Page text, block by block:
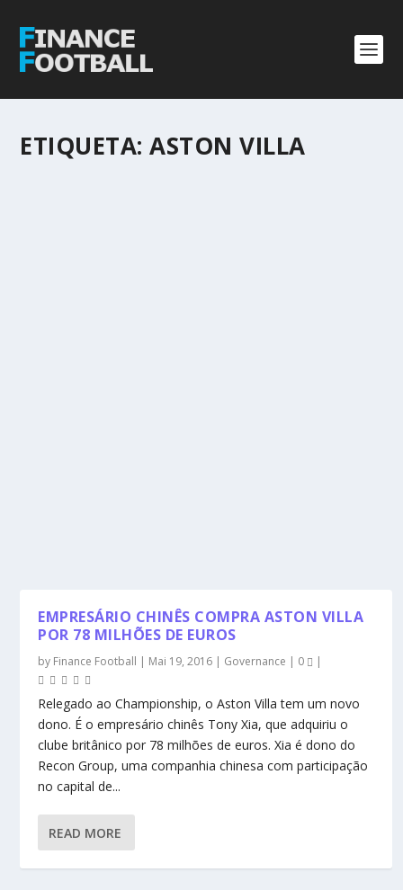
ETIQUETA:ASTON VILLA
EMPRESÁRIO CHINÊS COMPRA ASTON VILLA
POR 78 MILHÕES DE EUROS
by Finance Football | Mai 19, 2016 | Governance | 0 |
Relegado ao Championship, o Aston Villa tem um novo
dono. É o empresário chinês Tony Xia, que adquiriu o
clube britânico por 78 milhões de euros. Xia é dono do
Recon Group, uma companhia chinesa com participação
no capital de...
READ MORE